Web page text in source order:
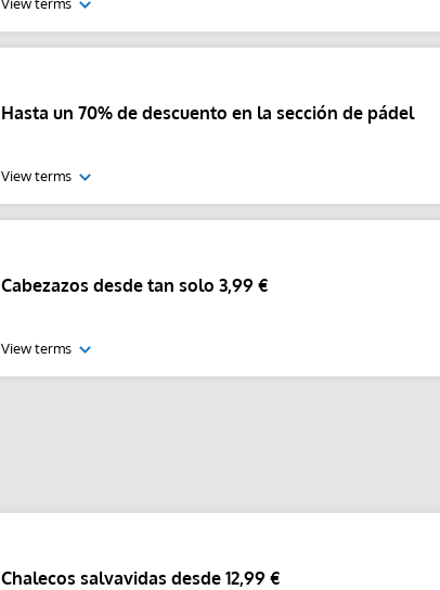
Hasta un 70% de descuento en la sección de pádel
View terms
Cabezazos desde tan solo 3,99 €
View terms
Chalecos salvavidas desde 12,99 €